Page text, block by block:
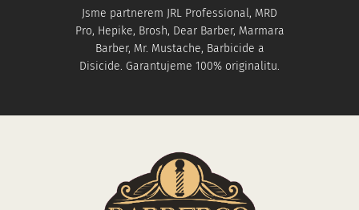
Jsme partnerem JRL Professional, MRD
Pro, Hepike, Brosh, Dear Barber, Marmara
Barber, Mr. Mustache, Barbicide a
Disicide. Garantujeme 100% originalitu.